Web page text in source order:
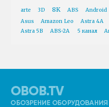
arte 3D 8K ABS Android
Asus
Amazon Leo Astra 4A
Astra 5B
ABS-2A 5 канал